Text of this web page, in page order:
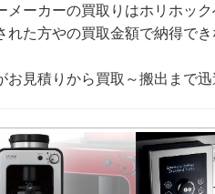
メーカーの買取りはホリホック
れた方やの買取金額で納得で
お見積りから買取～搬出まで迅